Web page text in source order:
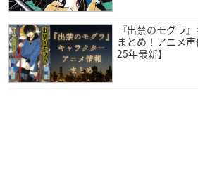
『出禁のモグラ
まとめ！アニメ
25年最新】